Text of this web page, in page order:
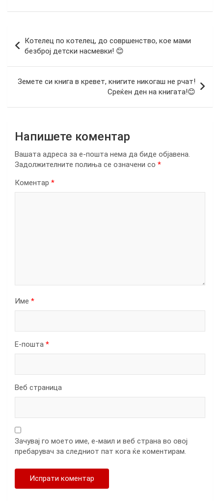
Навигација
на
напис
Котелец по котелец, до совршенство, кое мами
безброј детски насмевки! 😊
Земете си книга в кревет, книгите никогаш не рчат!
Среќен ден на книгата!😊
Напишете коментар
Вашата адреса за е-пошта нема да биде објавена.
Задолжителните полиња се означени со *
Коментар *
Име *
Е-пошта *
Веб страница
Зачувај го моето име, е-маил и веб страна во овој
пребарувач за следниот пат кога ќе коментирам.